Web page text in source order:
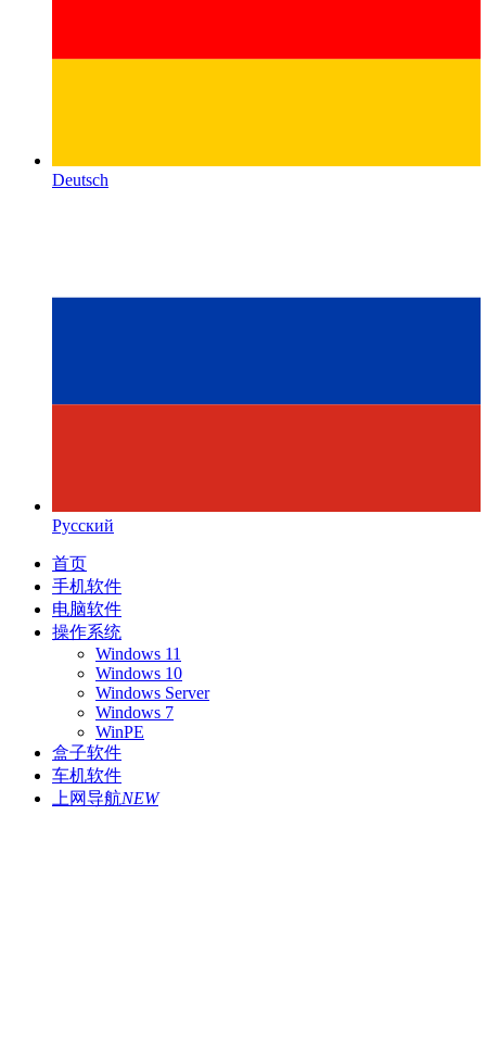
Deutsch
Русский
首页
手机软件
电脑软件
操作系统
Windows 11
Windows 10
Windows Server
Windows 7
WinPE
盒子软件
车机软件
上网导航NEW